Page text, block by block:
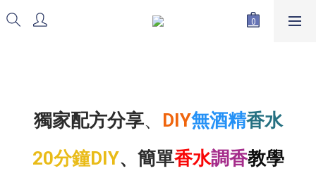
獨家配方分享、 DIY無酒精香水
20分鐘DIY、簡單香水調香教學